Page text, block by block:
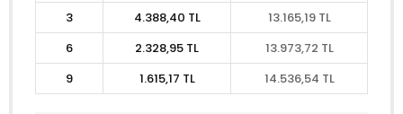
3
4.388,40 TL
13.165,19 TL
6
2.328,95 TL
13.973,72 TL
9
1.615,17 TL 14.536,54 TL